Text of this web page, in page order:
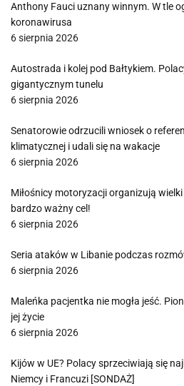
Anthony Fauci uznany winnym. W tle
koronawirusa
6 sierpnia 2026
Autostrada i kolej pod Bałtykiem.
gigantycznym tunelu
6 sierpnia 2026
Senatorowie odrzucili wniosek o
klimatycznej i udali się na wakacje
6 sierpnia 2026
Miłośnicy motoryzacji organizują
bardzo ważny cel!
6 sierpnia 2026
Seria ataków w Libanie podczas
6 sierpnia 2026
Maleńka pacjentka nie mogła jeść.
jej życie
6 sierpnia 2026
Kijów w UE? Polacy sprzeciwiają się
Niemcy i Francuzi [SONDAŻ]